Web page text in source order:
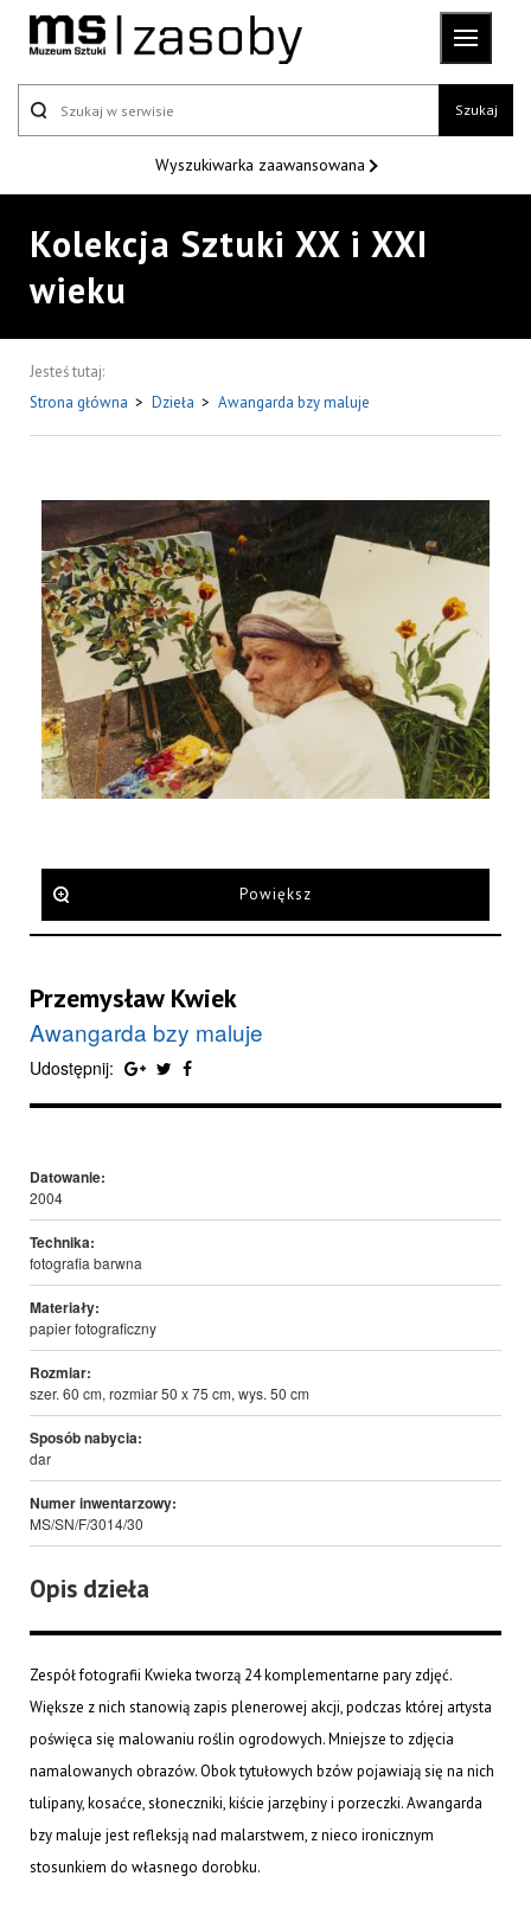
Szukaj
Wyszukiwarka zaawansowana
Kolekcja Sztuki XX i XXI
wieku
Jesteś tutaj:
Strona główna > Dzieła > Awangarda bzy maluje
Powiększ
Przemysław Kwiek
Awangarda bzy maluje
Udostępnij:
Datowanie:
2004
Technika:
fotografia barwna
Materiały:
papier fotograficzny
Rozmiar:
szer. 60 cm, rozmiar 50 x 75 cm, wys. 50 cm
Sposób nabycia:
dar
Numer inwentarzowy:
MS/SN/F/3014/30
Opis dzieła
Zespół fotografii Kwieka tworzą 24 komplementarne pary zdjęć.
Większe z nich stanowią zapis plenerowej akcji, podczas której artysta
poświęca się malowaniu roślin ogrodowych. Mniejsze to zdjęcia
namalowanych obrazów. Obok tytułowych bzów pojawiają się na nich
tulipany, kosaćce, słoneczniki, kiście jarzębiny i porzeczki. Awangarda
bzy maluje jest refleksją nad malarstwem, z nieco ironicznym
stosunkiem do własnego dorobku.